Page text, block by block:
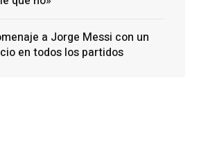
a Jorge Messi con un
en todos los partidos